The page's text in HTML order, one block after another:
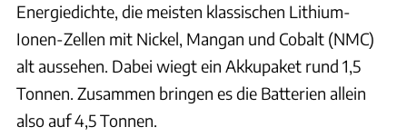
Energiedichte, die meisten klassischen Lithium-
Ionen-Zellen mit Nickel, Mangan und Cobalt (NMC)
alt aussehen. Dabei wiegt ein Akkupaket rund 1,5
Tonnen. Zusammen bringen es die Batterien allein
also auf 4,5 Tonnen.